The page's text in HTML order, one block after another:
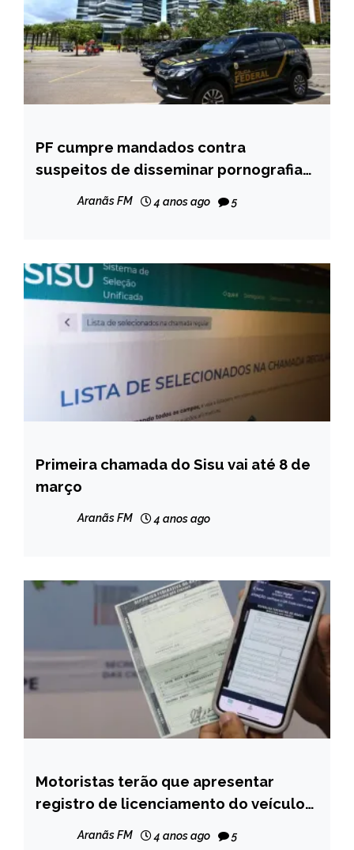
BRASIL
NOTÍCIAS
PF cumpre mandados contra
suspeitos de disseminar pornografia
Aranãs FM 4 anos ago 5
BRASIL
NOTÍCIAS
Primeira chamada do Sisu vai até 8 de
março
Aranãs FM 4 anos ago
CAPELINHA
MINAS
Motoristas terão que apresentar
registro de licenciamento do veículo
Aranãs FM 4 anos ago 5